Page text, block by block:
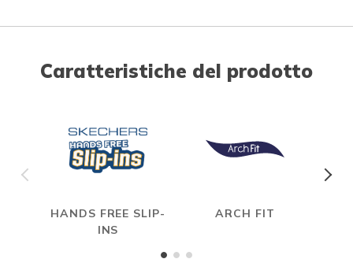
Caratteristiche del prodotto
HANDS FREE SLIP-
INS
ARCH FIT